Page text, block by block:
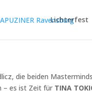
Lichterfest
die beiden
– es ist Zeit für TINA